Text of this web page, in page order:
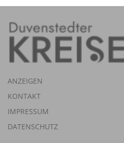
ANZEIGEN
KONTAKT
IMPRESSUM
DATENSCHUTZ